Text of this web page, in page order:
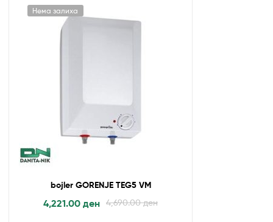
Нема залиха
bojler GORENJE TEG5 VM
4,690.00ден
4,221.00ден